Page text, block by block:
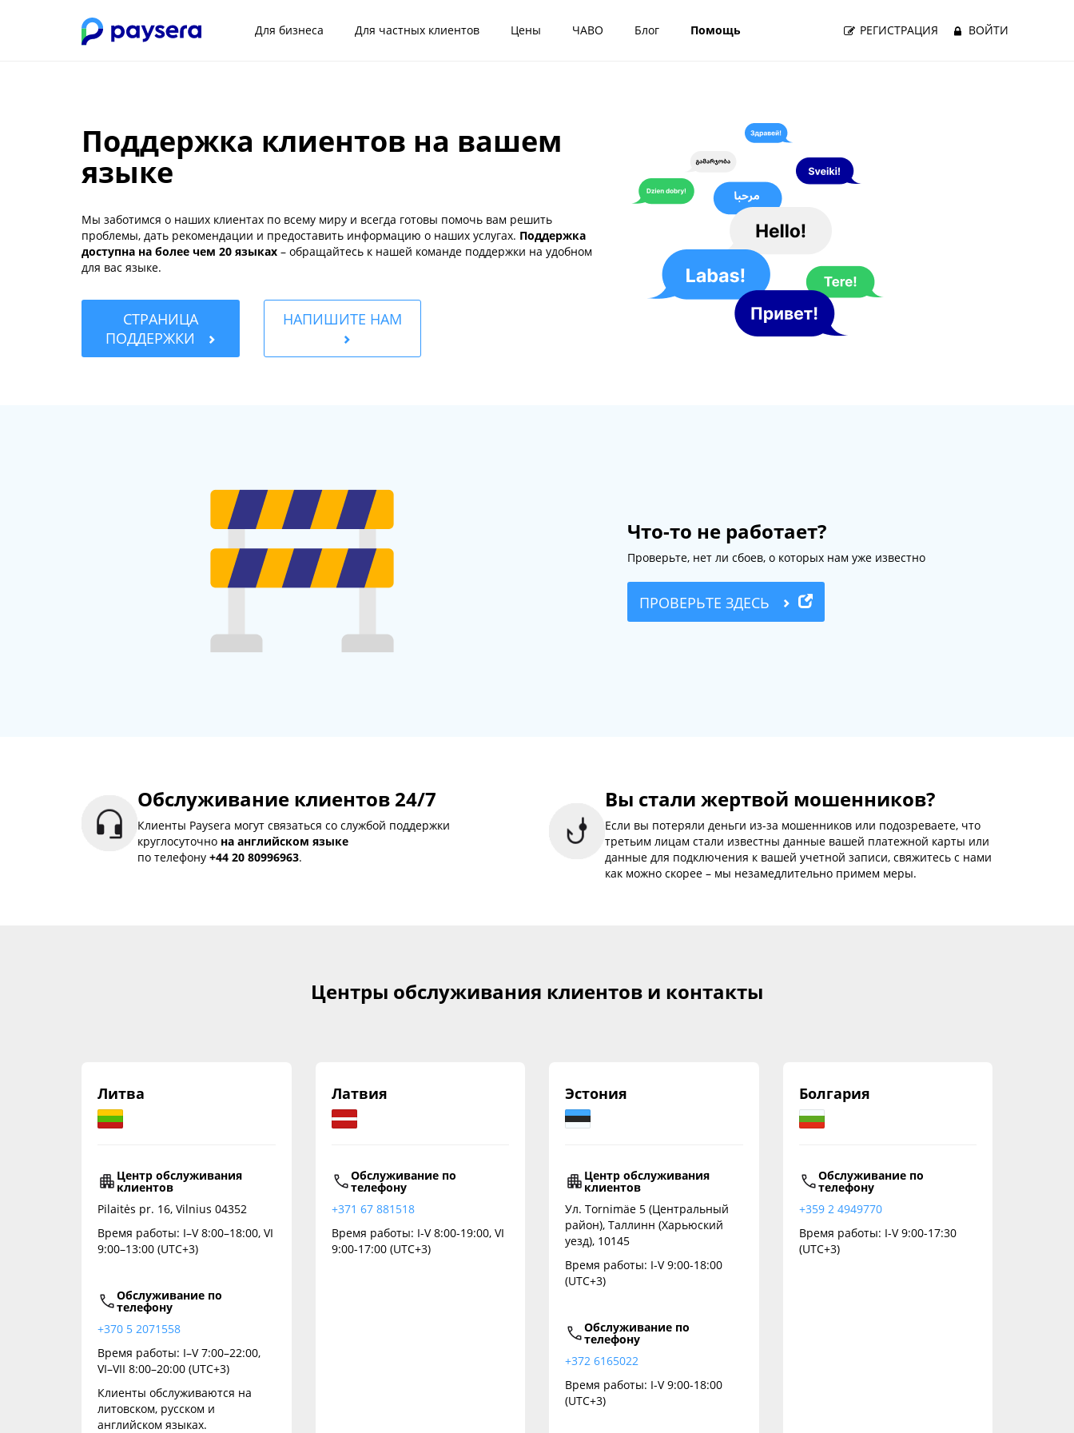
Для бизнеса Для частных клиентов Цены ЧАВО Блог Помощь РЕГИСТРАЦИЯ ВОЙТИ
Поддержка клиентов на вашем
языке
Мы заботимся о наших клиентах по всему миру и всегда готовы помочь вам решить
проблемы, дать рекомендации и предоставить информацию о наших услугах. Поддержка
доступна на более чем 20 языках – обращайтесь к нашей команде поддержки на удобном
для вас языке.
СТРАНИЦА
ПОДДЕРЖКИ
НАПИШИТЕ НАМ
Что-то не работает?
Проверьте, нет ли сбоев, о которых нам уже известно
ПРОВЕРЬТЕ ЗДЕСЬ
Обслуживание клиентов 24/7
Клиенты Paysera могут связаться со службой поддержки
круглосуточно на английском языке
по телефону +44 20 80996963.
Вы стали жертвой мошенников?
Если вы потеряли деньги из-за мошенников или подозреваете, что
третьим лицам стали известны данные вашей платежной карты или
данные для подключения к вашей учетной записи, свяжитесь с нами
как можно скорее – мы незамедлительно примем меры.
Центры обслуживания клиентов и контакты
Литва
Центр обслуживания
клиентов
Pilaitės pr. 16, Vilnius 04352
Время работы: I–V 8:00–18:00, VI
9:00–13:00 (UTC+3)
Обслуживание по
телефону
+370 5 2071558
Время работы: I–V 7:00–22:00,
VI–VII 8:00–20:00 (UTC+3)
Клиенты обслуживаются на
литовском, русском и
английском языках.
Латвия
Обслуживание по
телефону
+371 67 881518
Время работы: I-V 8:00-19:00, VI
9:00-17:00 (UTC+3)
Эстония
Центр обслуживания
клиентов
Ул. Tornimäe 5 (Центральный
район), Таллинн (Харьюский
уезд), 10145
Время работы: I-V 9:00-18:00
(UTC+3)
Обслуживание по
телефону
+372 6165022
Время работы: I-V 9:00-18:00
(UTC+3)
Болгария
Обслуживание по
телефону
+359 2 4949770
Время работы: I-V 9:00-17:30
(UTC+3)